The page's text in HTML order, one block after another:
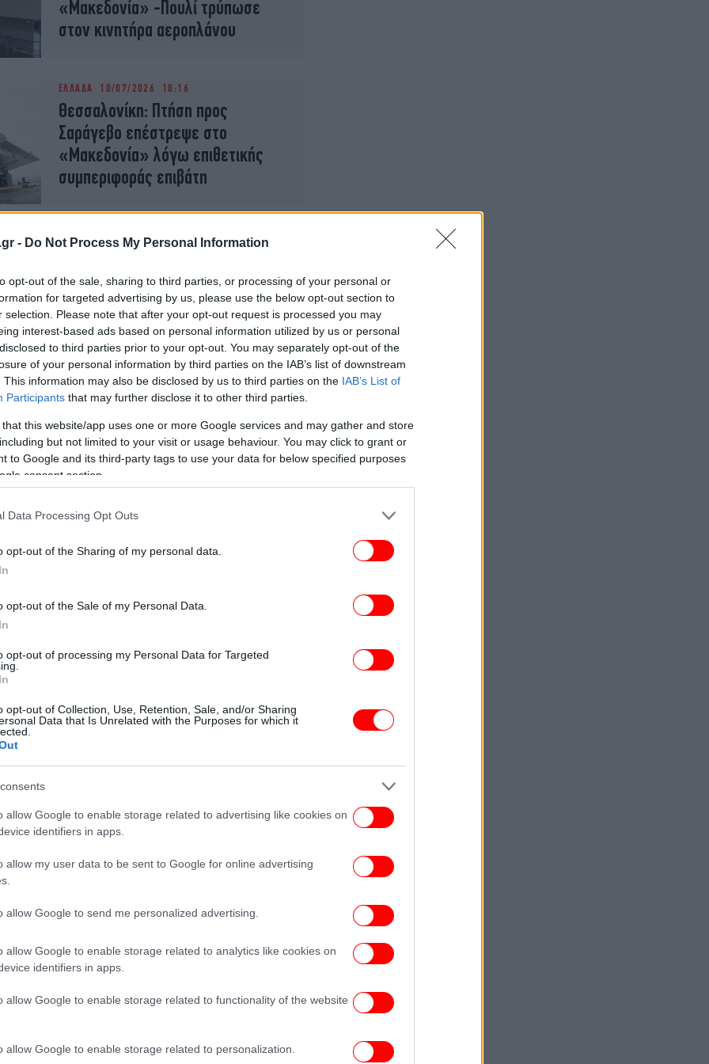
- Do Not Process My Personal Information
opt-out of the sale, sharing to third parties, or processing of your personal or
for targeted advertising by us, please use the below opt-out section to
selection. Please note that after your opt-out request is processed you may
interest-based ads based on personal information utilized by us or personal
to third parties prior to your opt-out. You may separately opt-out of the
of your personal information by third parties on the IAB’s list of downstream
This information may also be disclosed by us to third parties on the IAB’s List of
Participants that may further disclose it to other third parties.
that this website/app uses one or more Google services and may gather and store
but not limited to your visit or usage behaviour. You may click to grant or
to Google and its third-party tags to use your data for below specified purposes
consent section.
Data Processing Opt Outs
opt-out of the Sharing of my personal data.
opt-out of the Sale of my Personal Data.
opt-out of processing my Personal Data for Targeted
opt-out of Collection, Use, Retention, Sale, and/or Sharing
Data that Is Unrelated with the Purposes for which it
allow Google to enable storage related to advertising like cookies on
identifiers in apps.
allow my user data to be sent to Google for online advertising
allow Google to send me personalized advertising.
allow Google to enable storage related to analytics like cookies on
identifiers in apps.
allow Google to enable storage related to functionality of the website
allow Google to enable storage related to personalization.
«Μακεδονία» -Πουλί τρύπωσε
στον κινητήρα αεροπλάνου
ΕΛΛΑΔΑ 10/07/2026 10:16
Θεσσαλονίκη: Πτήση προς
Σαράγεβο επέστρεψε στο
«Μακεδονία» λόγω επιθετικής
συμπεριφοράς επιβάτη
ΕΛΛΑΔΑ 03/06/2026 10:17
προσγείωση στο «Μακεδονία»
εξαιτίας μεθυσμένου επιβάτη
-Συνελήφθη από τις Αρχές
ΕΛΛΑΔΑ 13/05/2026 23:04
Αποχωρεί και η FedEx από το
αεροδρόμιο «Μακεδονία»,
σύμφωνα με τον πρόεδρο του
Συλλόγου Εκτελωνιστών
«Να ξεκαθαρίσει άμεσα το τοπίο»
Θεσσαλονίκη ζητούν Αγγελούδης
και Γκιουλέκας
της Ryanair τους χειμερινούς
Θεσσαλονίκης
ΕΛΛΑΔΑ 06/05/2026 07:29
σύσκεψη των φορέων για το
-Ανοιχτά όλα τα ενδεχόμενα
ΕΛΛΑΔΑ 04/05/2026 17:10
Έκτακτη σύσκεψη στη